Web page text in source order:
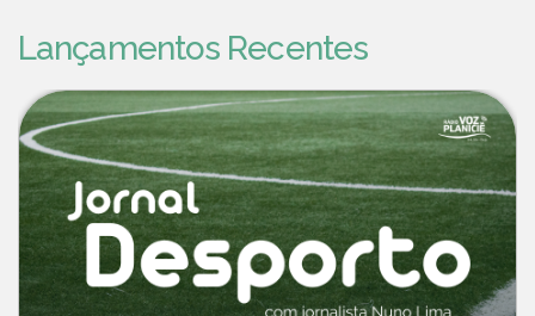
Lançamentos Recentes